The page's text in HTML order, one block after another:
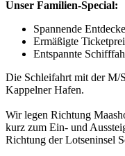
Unser Familien-Special:
Spannende
Ermäßigte
Entspannte
Die Schleifahrt mit der
Kappelner Hafen.
Wir legen Richtung
kurz zum Ein- und
Richtung der Lotseninsel